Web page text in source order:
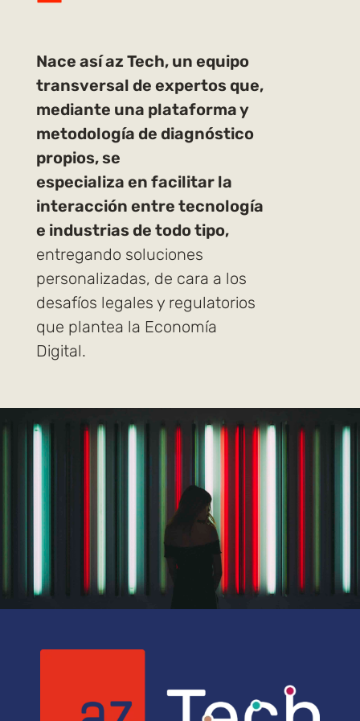
Nace así az Tech, un equipo
transversal de expertos que,
mediante una plataforma y
metodología de diagnóstico
propios, se
especializa en facilitar la
interacción entre tecnología
e industrias de todo tipo,
entregando soluciones
personalizadas, de cara a los
desafíos legales y regulatorios
que plantea la Economía
Digital.